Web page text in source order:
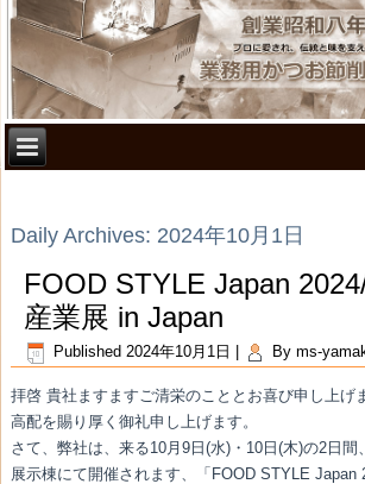
Daily Archives: 2024年10月1日
FOOD STYLE Japan
産業展 in Japan
Published 2024年10月1日 By ms-
拝啓 貴社ますますご清栄のこととお喜び申し上げ
高配を賜り厚く御礼申し上げます。
さて、弊社は、来る10月9日(水)・10日(木)の2日間
展示棟にて開催されます、「FOOD STYLE Japan